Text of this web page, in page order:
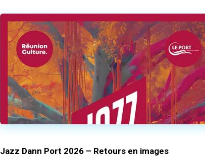
Jazz Dann Port 2026 – Retours en images